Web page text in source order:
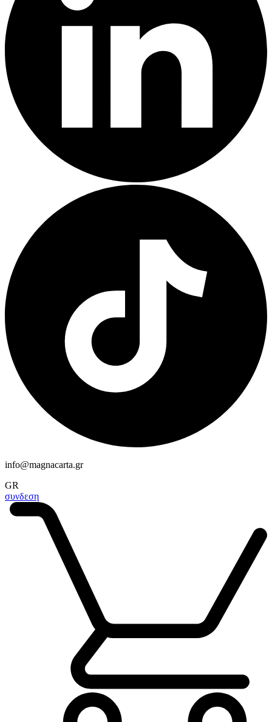
info@magnacarta.gr
GR
συνδεση